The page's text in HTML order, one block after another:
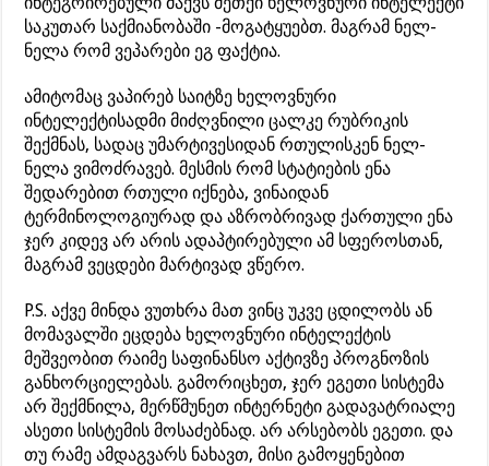
საკუთარ საქმიანობაში -მოგატყუებთ. მაგრამ ნელ-
ნელა რომ ვეპარები ეგ ფაქტია.
ამიტომაც ვაპირებ საიტზე ხელოვნური
ინტელექტისადმი მიძღვნილი ცალკე რუბრიკის
შექმნას, სადაც უმარტივესიდან რთულისკენ ნელ-
ნელა ვიმოძრავებ. მესმის რომ სტატიების ენა
შედარებით რთული იქნება, ვინაიდან
ტერმინოლოგიურად და აზრობრივად ქართული ენა
ჯერ კიდევ არ არის ადაპტირებული ამ სფეროსთან,
მაგრამ ვეცდები მარტივად ვწერო.
P.S. აქვე მინდა ვუთხრა მათ ვინც უკვე ცდილობს ან
მომავალში ეცდება ხელოვნური ინტელექტის
მეშვეობით რაიმე საფინანსო აქტივზე პროგნოზის
განხორციელებას. გამორიცხეთ, ჯერ ეგეთი სისტემა
არ შექმნილა, მერწმუნეთ ინტერნეტი გადავატრიალე
ასეთი სისტემის მოსაძებნად. არ არსებობს ეგეთი. და
თუ რამე ამდაგვარს ნახავთ, მისი გამოყენებით